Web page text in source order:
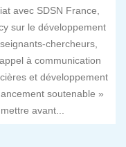
avec SDSN France,
sur le développement
chercheurs,
à communication
et développement
soutenable »
avant...